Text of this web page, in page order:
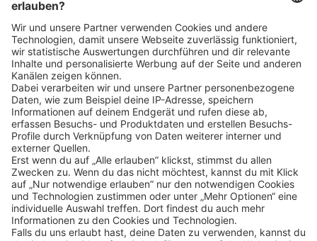
Klickehier, um alle offenen Jobs zu sehen.
Impressum Datenschutz
Privatsphäre-Einstellungen
FAQ
Veranstaltungen